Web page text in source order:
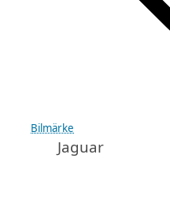
Bilmärke
Jaguar